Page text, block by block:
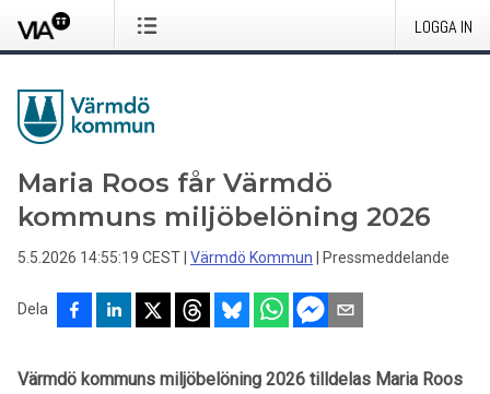
LOGGA IN
Maria Roos får Värmdö
kommuns miljöbelöning 2026
5.5.2026 14:55:19 CEST Värmdö Kommun Pressmeddelande
Dela
Värmdö kommuns miljöbelöning 2026 tilldelas Maria Roos